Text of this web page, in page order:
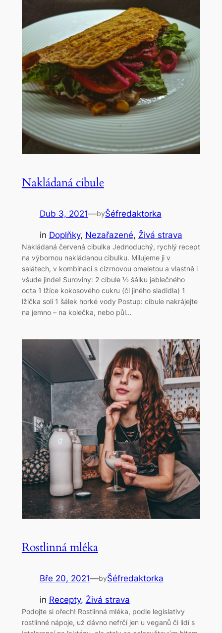
Nakládaná cibule
Dub 3, 2021—byŠéfredaktorka
in Doplňky, Nezařazené, Živá strava
Nakládaná červená cibulka Jednoduchý, rychlý recept
na výbornou nakládanou cibulku. Milujeme ji v
salátech, v kombinaci s cizrnovou omeletou a vlastně i
všude jinde! Suroviny: 2 cibule ½ šálku jablečného
octa 1 lžíce kokosového cukru (či jiného sladidla) 1
lžička soli 1 šálek horké vody Postup: cibule nakrájejte
na jemno – na kolečka, nebo půl…
Rostlinná mléka
Bře 20, 2021—byŠéfredaktorka
in Recepty, Živá strava
Podojte si ořech! Rostlinná mléka, podle legislativy
rostlinné nápoje, už dávno nefrčí jen u veganů či lidí s